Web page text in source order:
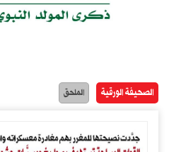
الصحيفة الورقية الملحق